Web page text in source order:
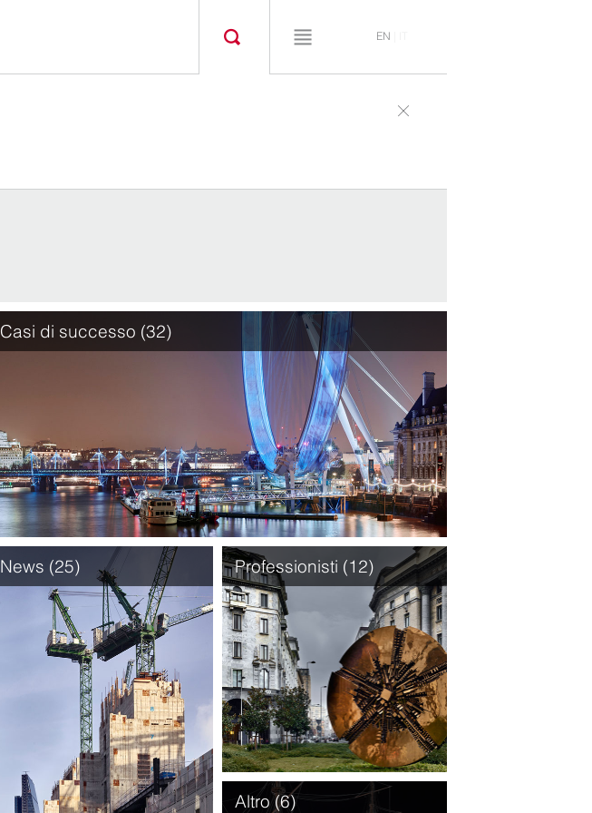
EN
Casi di successo (32)
News (25) Professionisti (12)
Altro (6)